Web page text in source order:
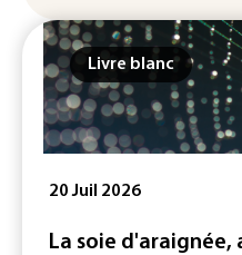
Livre blanc
20 Juil 2026
La soie d'araignée,